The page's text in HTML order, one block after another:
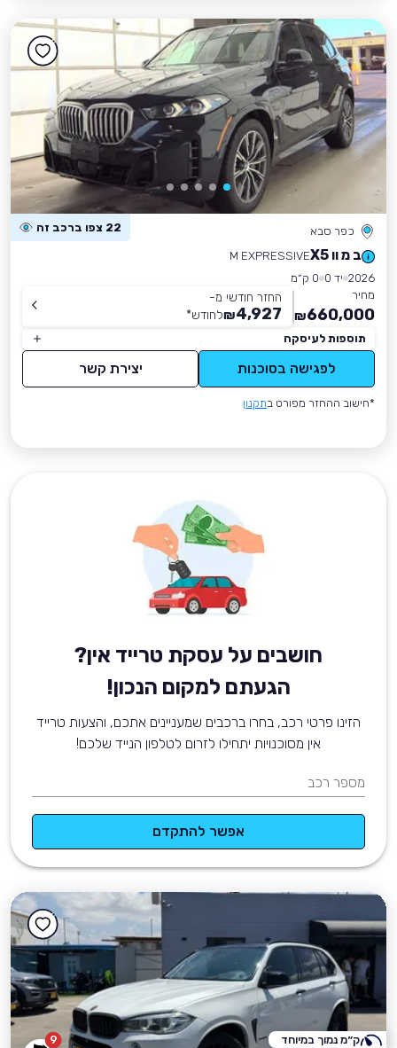
כפר סבא 22 צפו ברכב זה
ב מ וו X5
M EXPRESSIVE
2026 יד 0
0 ק״מ
מחיר
660,000
₪
החזר חודשי מ-
4,927
₪לחודש*
תוספות לעיסקה
לפגישה בסוכנות יצירת קשר
*חישוב ההחזר מפורט בתקנון
חושבים על עסקת טרייד אין?
הגעתם למקום הנכון!
הזינו פרטי רכב, בחרו ברכבים שמעניינים אתכם, והצעות טרייד
אין מסוכנויות יתחילו לזרום לטלפון הנייד שלכם!
מספר רכב
אפשר להתקדם
9 ק״מ נמוך במיוחד